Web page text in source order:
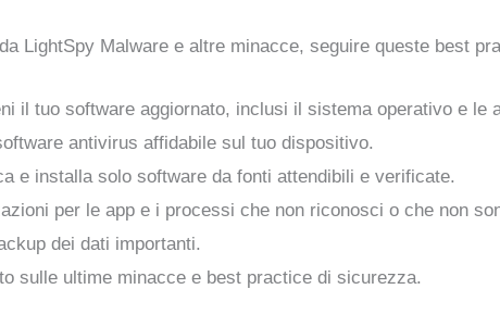
LightSpy Malware e altre minacce, seguire queste best
il tuo software aggiornato, inclusi il sistema operativo e le
antivirus affidabile sul tuo dispositivo.
e installa solo software da fonti attendibili e verificate.
per le app e i processi che non riconosci o che non
dei dati importanti.
sulle ultime minacce e best practice di sicurezza.